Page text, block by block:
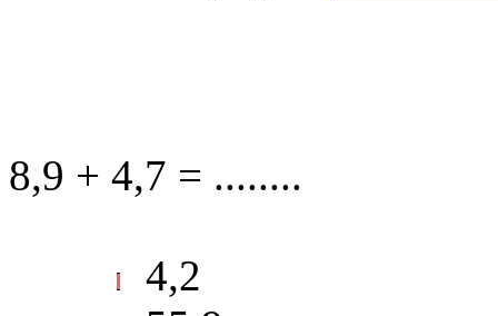
8,9 + 4,7 = ........
4,2